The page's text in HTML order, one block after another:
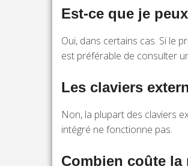
Est-ce que je
Oui, dans certains cas. Si le
est préférable de consulter
Les claviers
Non, la plupart des claviers
intégré ne fonctionne pas.
Combien coûte la